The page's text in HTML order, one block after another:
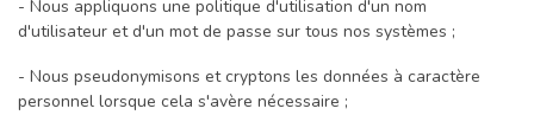
- Nous appliquons une politique d'utilisation d'un nom
d'utilisateur et d'un mot de passe sur tous nos systèmes ;
- Nous pseudonymisons et cryptons les données à caractère
personnel lorsque cela s'avère nécessaire ;